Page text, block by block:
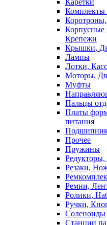
Каретки
Комплекты
Корпусные
Крепежи
Крышки,
Лампы
Лотки,
Моторы,
Муфты
Пальцы
Платы
питания
Прочее
Пружины
Резаки,
Ремни,
Ролики,
Ручки,
Соленоиды
Станции